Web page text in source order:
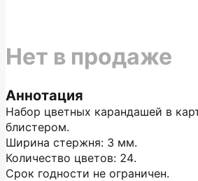
Аннотация
Набор цветных карандашей в
блистером.
Ширина стержня: 3 мм.
Количество цветов: 24.
Срок годности не ограничен.
Нет в продаже